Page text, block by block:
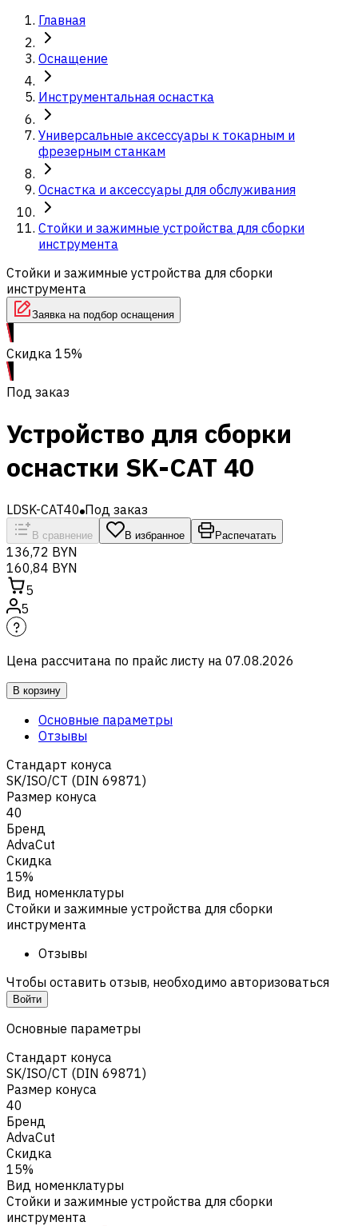
Главная
Оснащение
Инструментальная оснастка
Универсальные аксессуары к токарным и
фрезерным станкам
Оснастка и аксессуары для обслуживания
Стойки и зажимные устройства для сборки
инструмента
Стойки и зажимные устройства для сборки
инструмента
Заявка на подбор оснащения
Скидка 15%
Под заказ
Устройство для сборки
оснастки SK-CAT 40
LDSK-CAT40 Под заказ
В сравнение В избранное Распечатать
136,72 BYN
160,84 BYN
5
5
Цена рассчитана по прайс листу на 07.08.2026
В корзину
Основные параметры
Отзывы
Стандарт конуса
SK/ISO/CT (DIN 69871)
Размер конуса
40
Бренд
AdvaCut
Скидка
15%
Вид номенклатуры
Стойки и зажимные устройства для сборки
инструмента
Отзывы
Чтобы оставить отзыв, необходимо авторизоваться
Войти
Основные параметры
Стандарт конуса
SK/ISO/CT (DIN 69871)
Размер конуса
40
Бренд
AdvaCut
Скидка
15%
Вид номенклатуры
Стойки и зажимные устройства для сборки
инструмента